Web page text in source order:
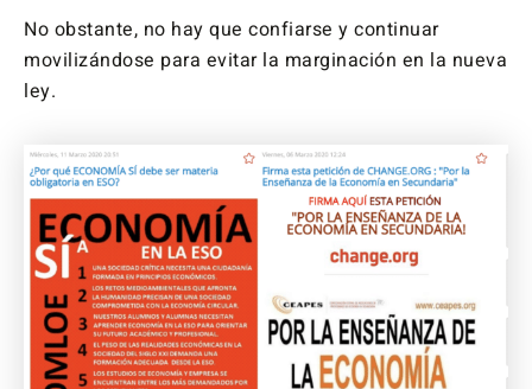
No obstante, no hay que confiarse y continuar
movilizándose para evitar la marginación en la nueva
ley.